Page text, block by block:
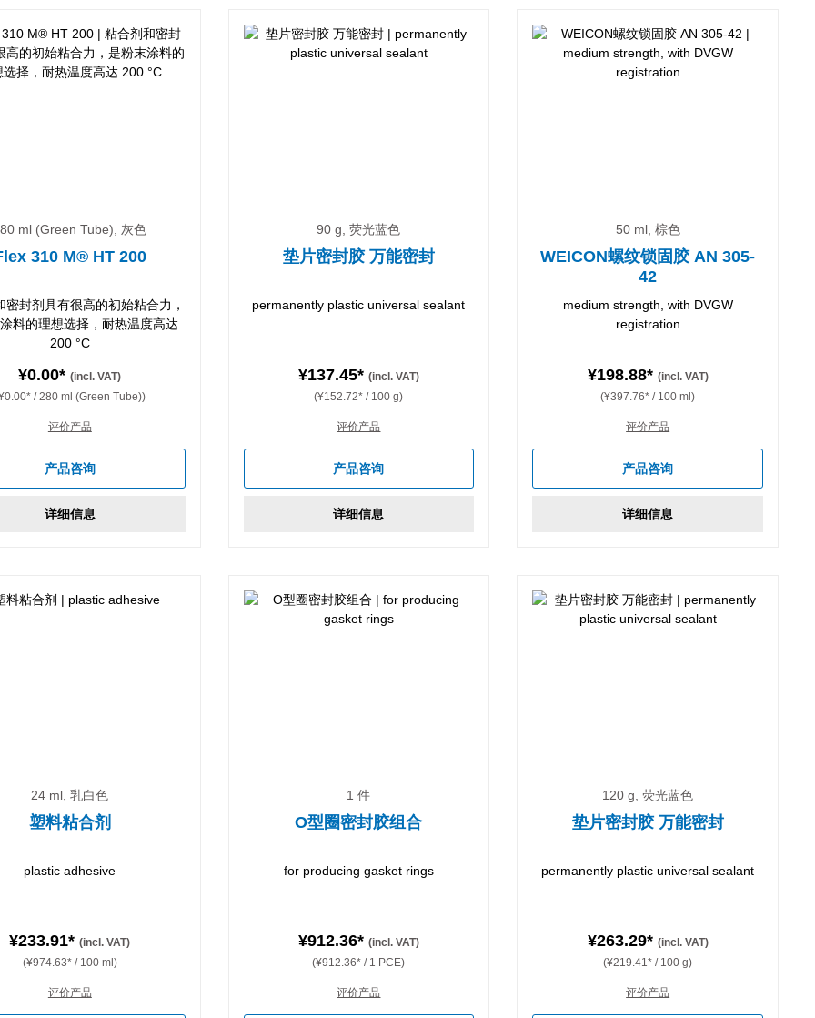
ml (Green Tube), 灰色
310 M® HT 200
密封剂具有很高的初始粘合力，
料的理想选择，耐热温度高达
200 °C
¥0.00*(incl. VAT)
/ 280 ml (Green Tube))
评价产品
产品咨询
详细信息
90 g, 荧光蓝色
垫片密封胶 万能密封
permanently plastic universal sealant
¥137.45* (incl. VAT)
(¥152.72* / 100 g)
评价产品
产品咨询
详细信息
50 ml, 棕色
WEICON螺纹锁固胶 AN 305-
42
medium strength, with DVGW
registration
¥198.88* (incl. VAT)
(¥397.76* / 100 ml)
评价产品
产品咨询
详细信息
24 ml, 乳白色
塑料粘合剂
plastic adhesive
¥233.91*(incl. VAT)
(¥974.63* / 100 ml)
评价产品
1 件
O型圈密封胶组合
for producing gasket rings
¥912.36* (incl. VAT)
(¥912.36* / 1 PCE)
评价产品
120 g, 荧光蓝色
垫片密封胶 万能密封
permanently plastic universal sealant
¥263.29* (incl. VAT)
(¥219.41* / 100 g)
评价产品